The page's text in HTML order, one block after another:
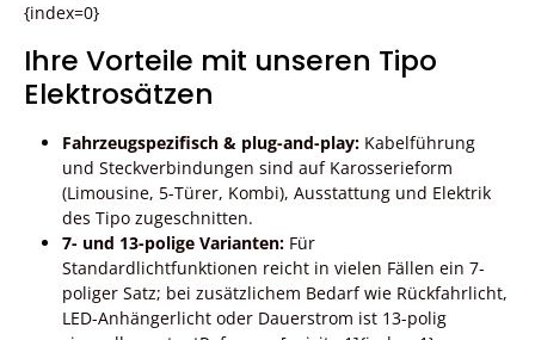
{index=0}
Ihre Vorteile mit unseren Tipo
Elektrosätzen
Fahrzeugspezifisch & plug-and-play: Kabelführung
und Steckverbindungen sind auf Karosserieform
(Limousine, 5-Türer, Kombi), Ausstattung und Elektrik
des Tipo zugeschnitten.
7- und 13-polige Varianten: Für
Standardlichtfunktionen reicht in vielen Fällen ein 7-
poliger Satz; bei zusätzlichem Bedarf wie Rückfahrlicht,
LED-Anhängerlicht oder Dauerstrom ist 13-polig